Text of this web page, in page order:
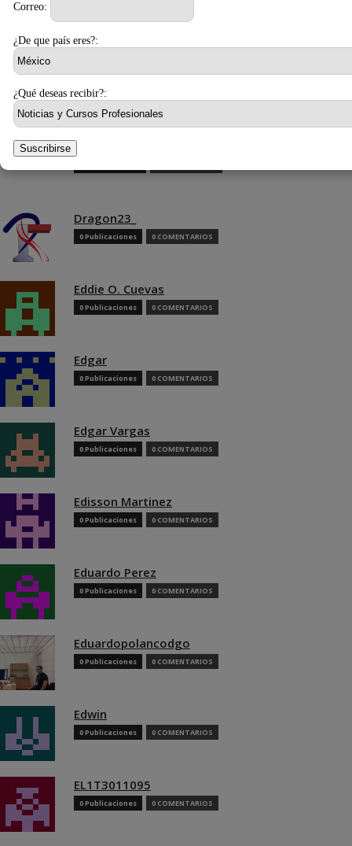
0 Publicaciones 0 COMENTARIOS
DonMario
0 Publicaciones
Dra. Sol Perroni
Dragon23_
0 Publicaciones 0 COMENTARIOS
Eddie O. Cuevas
0 Publicaciones 0 COMENTARIOS
Edgar
0 Publicaciones 0 COMENTARIOS
Edgar Vargas
0 Publicaciones 0 COMENTARIOS
Edisson Martinez
0 Publicaciones 0 COMENTARIOS
Eduardo Perez
0 Publicaciones 0 COMENTARIOS
Eduardopolancodgo
0 Publicaciones 0 COMENTARIOS
Edwin
0 Publicaciones 0 COMENTARIOS
EL1T3011095
0 Publicaciones 0 COMENTARIOS
Correo:
¿De que país eres?:
¿Qué deseas recibir?:
Suscribirse